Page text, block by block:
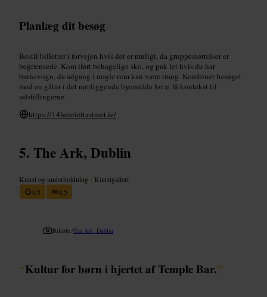
Planlæg dit besøg
Bestil billetter i forvejen hvis det er muligt, da gruppestørrelser er
begrænsede. Kom iført behagelige sko, og pak let hvis du har
barnevogn, da adgang i nogle rum kan være trang. Kombinér besøget
med en gåtur i det nærliggende byområde for at få kontekst til
udstillingerne.
https://14henriettastreet.ie/
The Ark, Dublin
Kunst og underholdning • Kunstgalleri
4,8
4,5
Billede /The Ark, Dublin
“Kultur for børn i hjertet af Temple Bar.”